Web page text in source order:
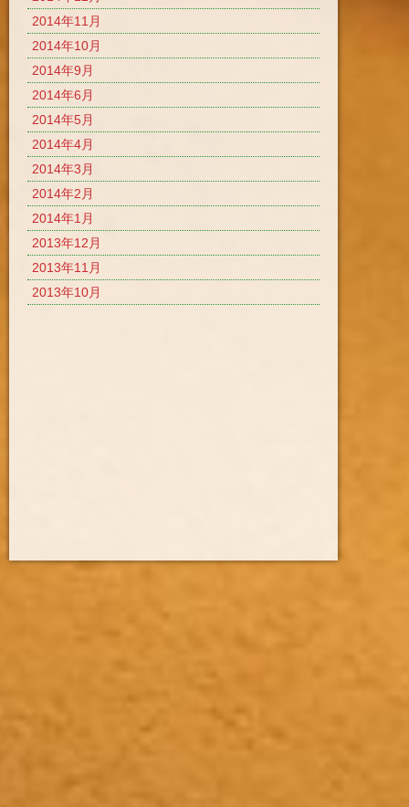
2014年11月
2014年10月
2014年9月
2014年6月
2014年5月
2014年4月
2014年3月
2014年2月
2014年1月
2013年12月
2013年11月
2013年10月